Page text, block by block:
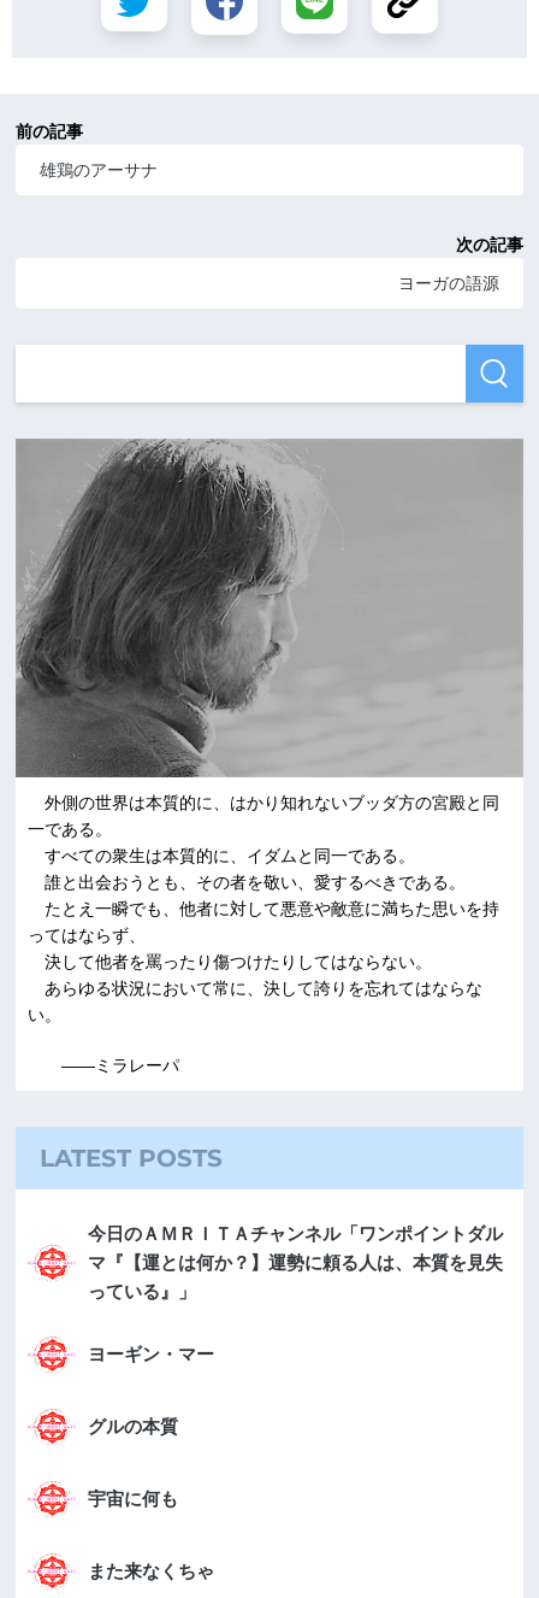
前の記事
雄鶏のアーサナ
次の記事
ヨーガの語源
外側の世界は本質的に、はかり知れないブッダ方の宮殿と同
一である。
すべての衆生は本質的に、イダムと同一である。
誰と出会おうとも、その者を敬い、愛するべきである。
たとえ一瞬でも、他者に対して悪意や敵意に満ちた思いを持
ってはならず、
決して他者を罵ったり傷つけたりしてはならない。
あらゆる状況において常に、決して誇りを忘れてはならな
い。
――ミラレーパ
LATEST POSTS
今日のＡＭＲＩＴＡチャンネル「ワンポイントダル
マ『【運とは何か？】運勢に頼る人は、本質を見失
っている』」
ヨーギン・マー
グルの本質
宇宙に何も
また来なくちゃ